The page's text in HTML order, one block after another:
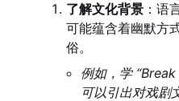
了解文化背景 ：语
可能蕴含着幽默方
俗。
例如，学 “Break
可以引出对戏剧